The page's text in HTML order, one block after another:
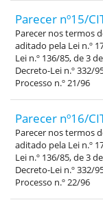
Parecer nº15/
Parecer nos termos
aditado pela Lei n.º
Lei n.º 136/85, de 3
Decreto-Lei n.º 332/
Processo n.º 21/96
Parecer nº16/
Parecer nos termos
aditado pela Lei n.º
Lei n.º 136/85, de 3
Decreto-Lei n.º 332/
Processo n.º 22/96